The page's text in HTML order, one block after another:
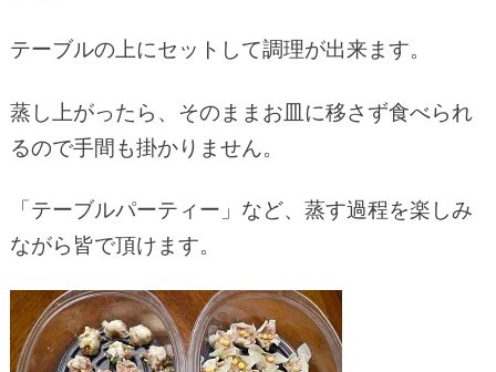
テーブルの上にセットして調理が出来ます。
蒸し上がったら、そのままお皿に移さず食べられ
るので手間も掛かりません。
「テーブルパーティー」など、蒸す過程を楽しみ
ながら皆で頂けます。